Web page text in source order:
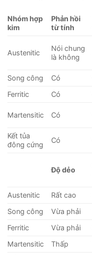
Nhóm hợp
kim
Phản hồi
từ tính
Austenitic
Nói chung
là không
Song công
Có
Ferritic
Có
Martensitic Có
Kết tủa
đông cứng
Có
Độ dẻo
Austenitic Rất cao
Song công
Vừa phải
Ferritic
Vừa phải
Martensitic
Thấp